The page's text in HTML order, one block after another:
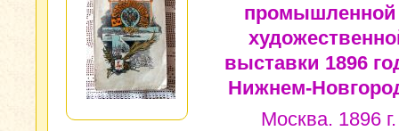
промышленной
выставки 1896
Нижнем-
Москва. 1896 г.